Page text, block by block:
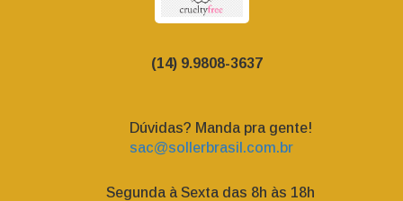
(14) 9.9808-3637
Dúvidas? Manda pra gente!
sac@sollerbrasil.com.br
Segunda à Sexta das 8h às 18h